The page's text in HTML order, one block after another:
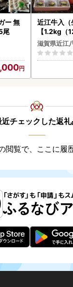
ー 無
尾
近江牛入
【1.2kg（
】【
滋賀県近江
近チェックした返
閲覧で、ここに履